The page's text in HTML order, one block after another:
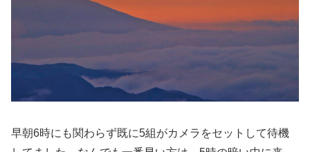
早朝6時にも関わらず既に5組がカメラをセットして待機